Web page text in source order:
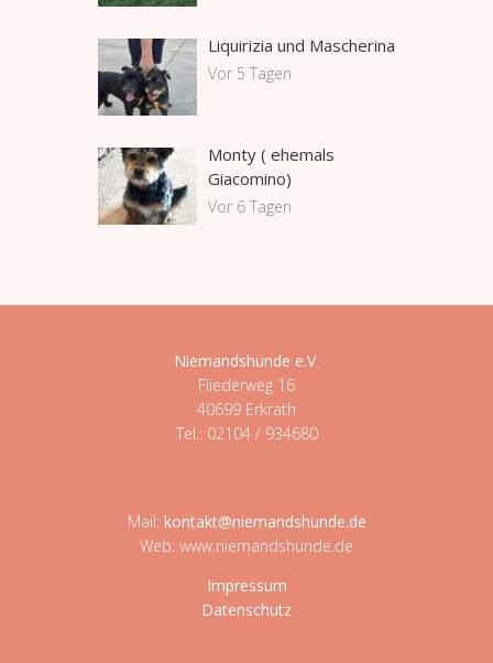
Liquirizia und Mascherina
Vor 5 Tagen
Monty ( ehemals
Giacomino)
Vor 6 Tagen
Niemandshunde e.V.
Fliederweg 16
40699 Erkrath
Tel.: 02104 / 934680
Mail: kontakt@niemandshunde.de
Web: www.niemandshunde.de
Impressum
Datenschutz